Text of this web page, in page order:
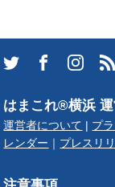
はまこれ®横浜
運営者について | プ
レンダー ｜ プレスリ